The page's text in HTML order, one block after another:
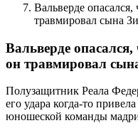
Вальверде опасался,
травмировал сына
Вальверде
он травмировал
Полузащитник Реала
его удара когда-то
юношеской команды